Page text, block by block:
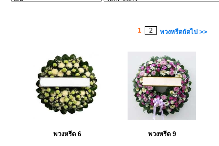
1 2 พวงหรีดถัดไป >>
พวงหรีด 6 พวงหรีด 9